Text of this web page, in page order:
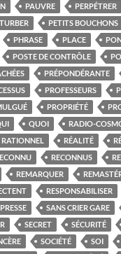
PAUVRE PERPÉTRER
PETITS BOUCHONS
PHRASE PLACE
POSTE DE CONTRÔLE
PRÉPONDÉRANTE
PROFESSEURS
PROPRIÉTÉ
QUOI RADIO-
RATIONNEL RÉALITÉ
RECONNUS
REMARQUER
RESPONSABILISER
SANS CRIER GARE
SECRET SÉCURITÉ
SOCIÉTÉ SOI